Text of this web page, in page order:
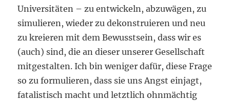
Universitäten – zu entwickeln, abzuwägen, zu
simulieren, wieder zu dekonstruieren und neu
zu kreieren mit dem Bewusstsein, dass wir es
(auch) sind, die an dieser unserer Gesellschaft
mitgestalten. Ich bin weniger dafür, diese Frage
so zu formulieren, dass sie uns Angst einjagt,
fatalistisch macht und letztlich ohnmächtig